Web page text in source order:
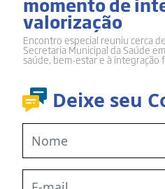
Deixe seu
valorização
Encontro especial reuniu cerca
Secretaria Municipal da Saúde
saúde, bem-estar e à integração